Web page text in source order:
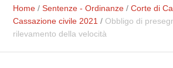
Home /Sentenze - Ordinanze /Corte di
Cassazione civile 2021 / Obbligo di
rilevamento della velocità